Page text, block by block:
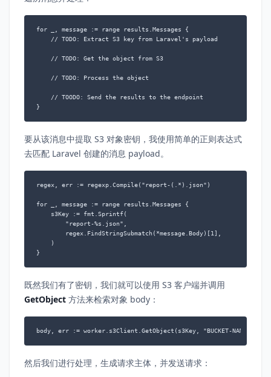
for _, message := range results.Messages {
    // TODO: Extract S3 key from Laravel's payload
    // TODO: Get the object from S3
    // TODO: Process the object
    // TOODO: Send the results to the endpoint
要从该消息中提取 S3 对象密钥，我使用简单的正则表达式
去匹配 Laravel 创建的消息 payload。
regex, err := regexp.Compile("report-(.*).json")
for _, message := range results.Messages {
    s3Key := fmt.Sprintf(
        "report-%s.json",
        regex.FindStringSubmatch(*message.Body)[1],
    )
既然我们有了密钥，我们就可以使用 S3 客户端并调用
GetObject 方法来检索对象 body：
然后我们进行处理，生成请求主体，并发送请求：